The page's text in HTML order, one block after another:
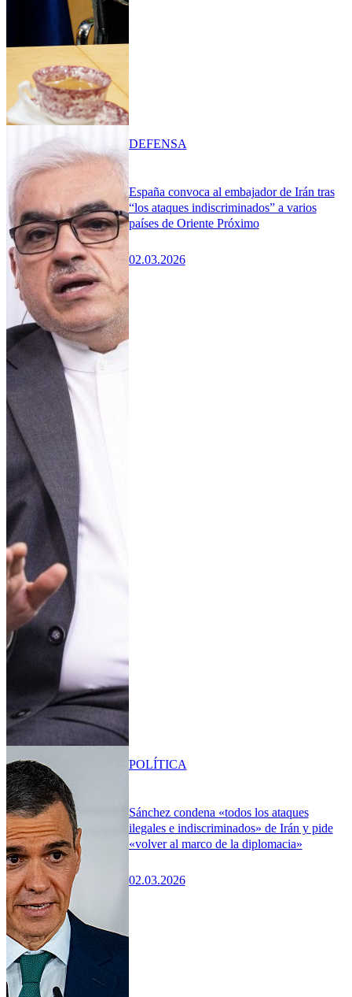
España convoca al embajador de Irán tras
“los ataques indiscriminados” a varios
países de Oriente Próximo
02.03.2026
DEFENSA
Sánchez condena «todos los ataques
ilegales e indiscriminados» de Irán y pide
«volver al marco de la diplomacia»
02.03.2026
POLÍTICA